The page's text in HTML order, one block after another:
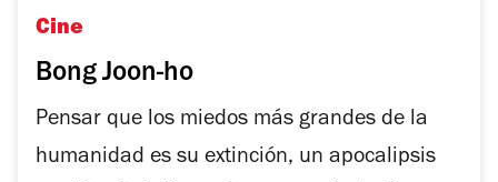
Cine
Bong Joon-ho
Pensar que los miedos más grandes de la
humanidad es su extinción, un apocalipsis